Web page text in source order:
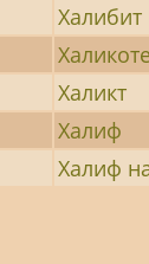
Халибит
Халикт
Халиф
Халиф